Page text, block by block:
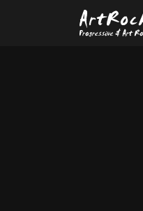
Przejdź do treści głównej